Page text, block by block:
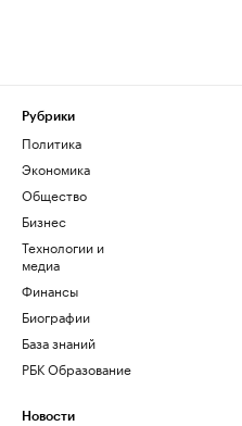
Рубрики
Политика
Экономика
Общество
Бизнес
Технологии и
медиа
Финансы
Биографии
База знаний
РБК Образование
Новости